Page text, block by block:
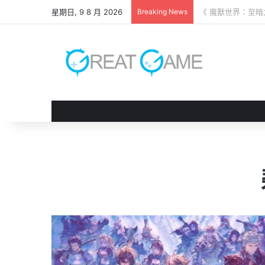
星期日, 9 8 月 2026 Breaking News 《 鬼武者 劍之道